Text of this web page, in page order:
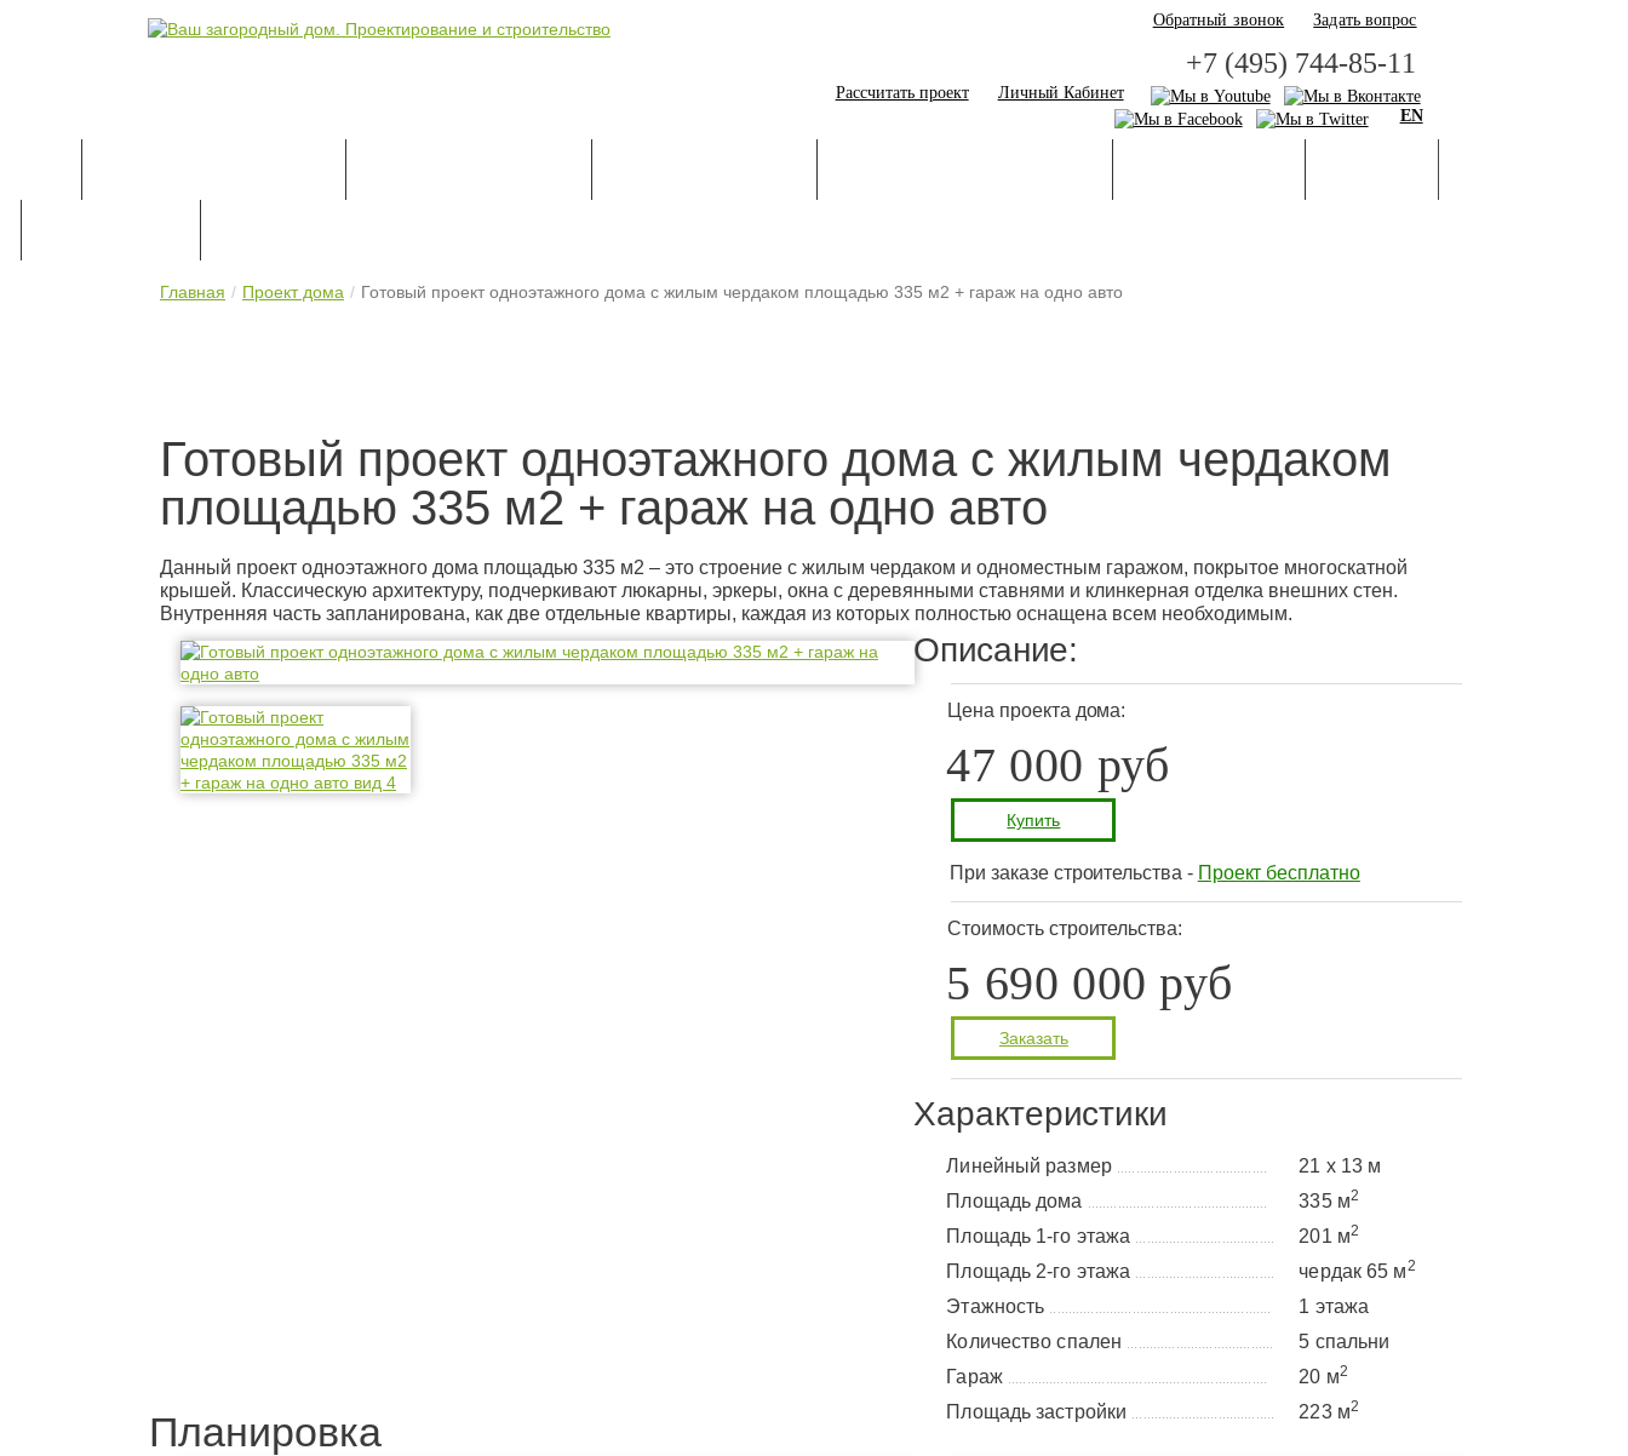
Обратный звонок Задать вопрос
+7 (495) 744-85-11
Рассчитать проект
Личный Кабинет
EN
Главная Проект дома Готовый проект одноэтажного дома с жилым чердаком площадью 335 м2 + гараж на одно авто
Готовый проект одноэтажного дома с жилым чердаком
площадью 335 м2 + гараж на одно авто
Данный проект одноэтажного дома площадью 335 м2 – это строение с жилым чердаком и одноместным гаражом, покрытое многоскатной
крышей. Классическую архитектуру, подчеркивают люкарны, эркеры, окна с деревянными ставнями и клинкерная отделка внешних стен.
Внутренняя часть запланирована, как две отдельные квартиры, каждая из которых полностью оснащена всем необходимым.
Описание:
Цена проекта дома:
47 000 руб
Купить
При заказе строительства - Проект бесплатно
Стоимость строительства:
5 690 000 руб
Заказать
Характеристики
Линейный размер
21 х 13 м
Площадь дома
335 м2
Площадь 1-го этажа 201 м2
Площадь 2-го этажа чердак 65 м2
Этажность
1 этажа
Количество спален
5 спальни
Гараж
20 м2
Площадь застройки 223 м2
Планировка